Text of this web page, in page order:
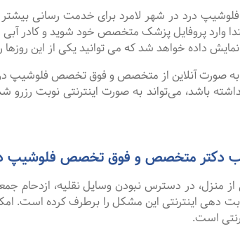
درد در شهر لامرد برای خدمت رسانی بیشتر و
وارد پروفایل پزشک متخصص خود شوید و کادر
داده خواهد شد که می توانید یکی از این روزها
۹۹ درصد افرادی که به صورت آنلاین از متخصص و فوق تخصص
باشد، می‌تواند به صورت اینترنتی نوبت رزرو
مطب دکتر متخصص و فوق تخصص فلوشیپ
منزل، در دسترس نبودن وسایل نقلیه،
است.